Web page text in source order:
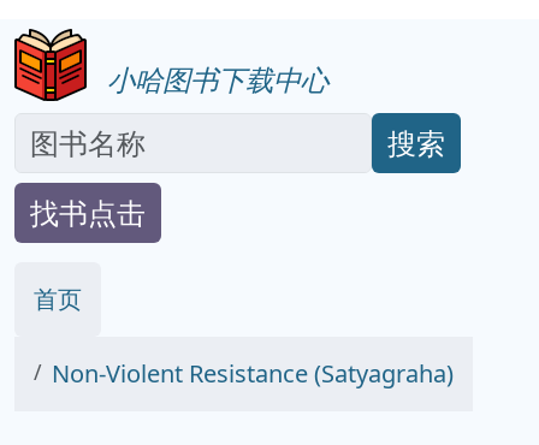
小哈图书下载中心
搜索
找书点击
首页
Non-Violent Resistance (Satyagraha)